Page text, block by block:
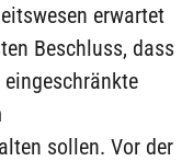
erwartet
Beschluss, dass
sollen. Vor der